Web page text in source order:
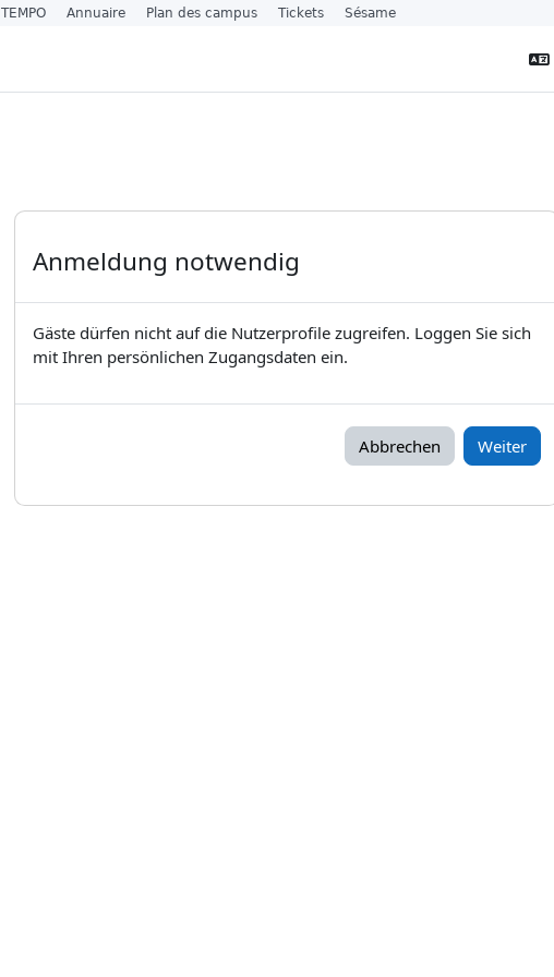
Anmeldung notwendig
Gäste dürfen nicht auf die Nutzerprofile zugreifen. Loggen Sie sich
mit Ihren persönlichen Zugangsdaten ein.
Abbrechen Weiter
TEMPO Annuaire Plan des campus Tickets Sésame